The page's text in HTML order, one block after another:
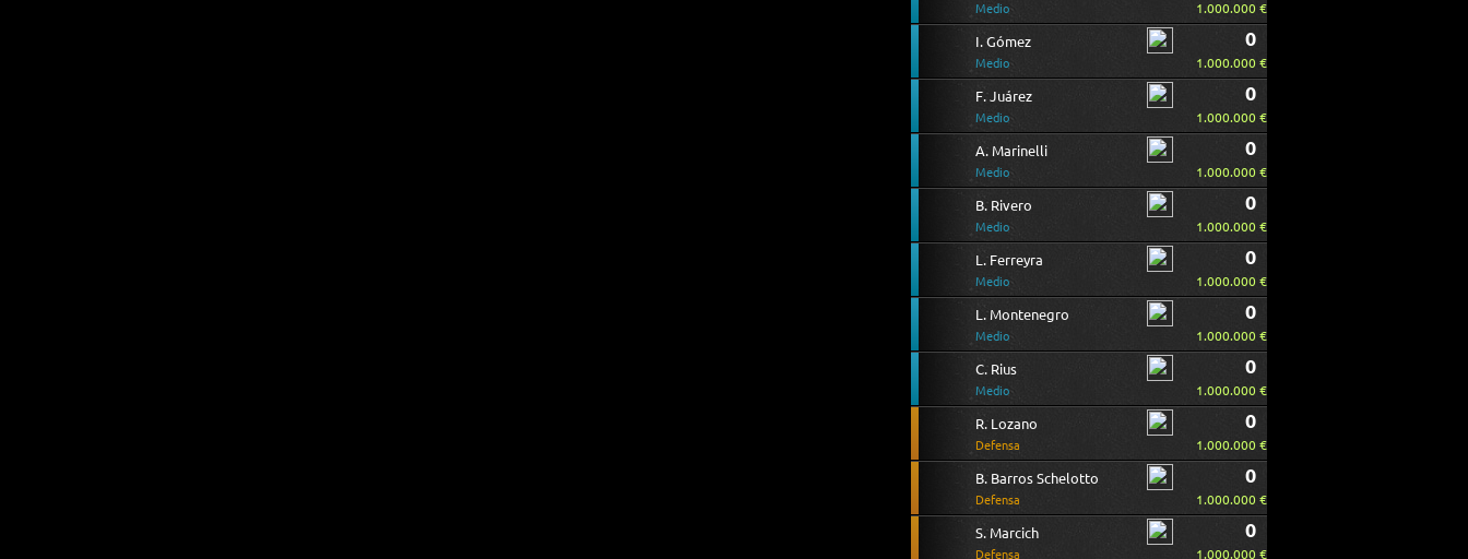
Medio 1.000.000 €
I. Gómez
Medio
0
1.000.000 €
F. Juárez
Medio
0
1.000.000 €
A. Marinelli
Medio
0
1.000.000 €
B. Rivero
Medio
0
1.000.000 €
L. Ferreyra
Medio
0
1.000.000 €
L. Montenegro
Medio
0
1.000.000 €
C. Rius
Medio
0
1.000.000 €
R. Lozano
Defensa
0
1.000.000 €
B. Barros Schelotto
Defensa
0
1.000.000 €
S. Marcich
Defensa
0
1.000.000 €